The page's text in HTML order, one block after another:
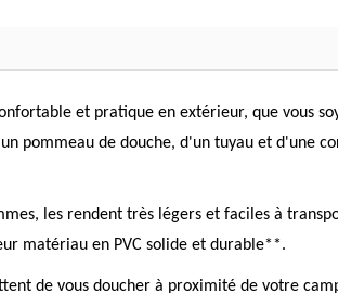
et pratique en extérieur, que vous
pommeau de douche, d'un tuyau et d'une
les rendent très légers et faciles à
matériau en PVC solide et durable**.
de vous doucher à proximité de votre